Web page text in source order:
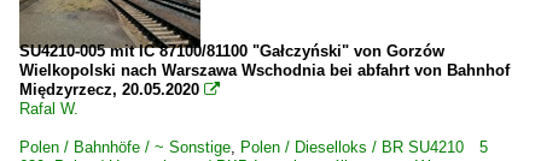
SU4210-005 mit IC 87100/81100 "Gałczyński" von Gorzów
Wielkopolski nach Warszawa Wschodnia bei abfahrt von Bahnhof
Międzyrzecz, 20.05.2020 
Rafal W.
Polen / Bahnhöfe / ~ Sonstige, Polen / Dieselloks / BR SU4210 5